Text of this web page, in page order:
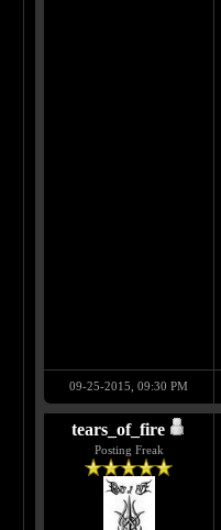
09-25-2015, 09:30 PM
tears_of_fire
Posting Freak